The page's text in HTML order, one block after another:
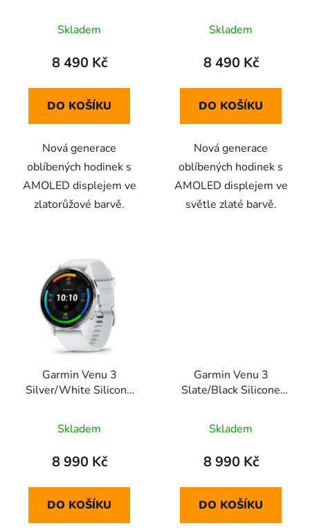
Skladem
8 490 Kč
DO KOŠÍKU
Nová generace
oblíbených hodinek s
AMOLED displejem ve
zlatorůžové barvě.
Skladem
8 490 Kč
DO KOŠÍKU
Nová generace
oblíbených hodinek s
AMOLED displejem ve
světle zlaté barvě.
Garmin Venu 3
Silver/White Silicone
Skladem
8 990 Kč
DO KOŠÍKU
Garmin Venu 3
Slate/Black Silicone
Skladem
8 990 Kč
DO KOŠÍKU